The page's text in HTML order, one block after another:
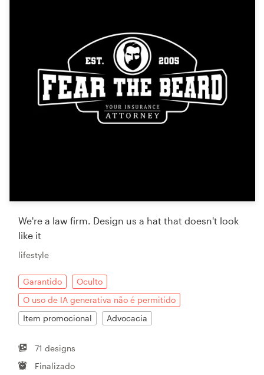
We're a law firm. Design us a hat that doesn't look
like it
lifestyle
Garantido
Oculto
O uso de IA generativa não é permitido
Item promocional
Advocacia
71 designs
Finalizado